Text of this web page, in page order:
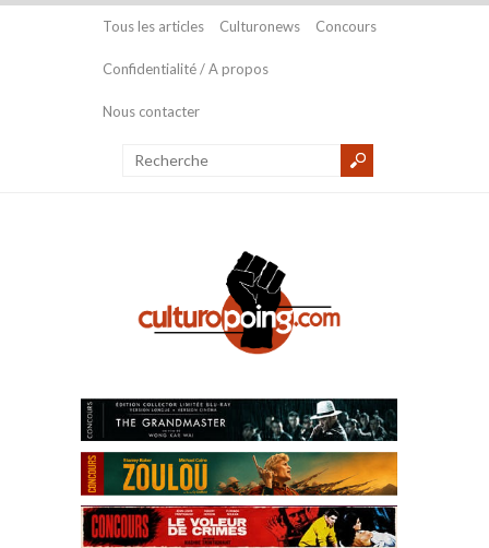
Tous les articles Culturonews Concours
Confidentialité / A propos
Nous contacter